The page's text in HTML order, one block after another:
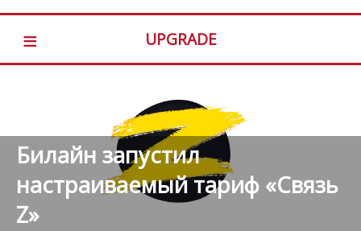
≡ UPGRADE
Билайн запустил
настраиваемый тариф «Связь
Z»